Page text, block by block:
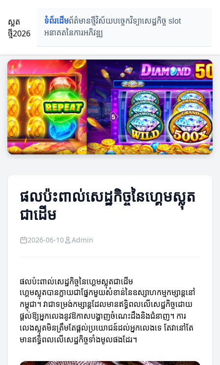
ស្លត
ថ្មី2026
ទំព័រដើមព័ត៌មានថ្មីវិស័យបច្ចេកវិទ្យាសេដ្ឋកិច្ច slot
អនាគតនៃការអភិវឌ្ឍ
ផលប៉ះពាល់សេដ្ឋកិច្ចនៃហ្គេមស្លុត
ជាដើម
2026-06-10 Admin
ផលប៉ះពាល់សេដ្ឋកិច្ចនៃហ្គេមស្លុតជាដើម
ហ្គេមស្លុតបានក្លាយជាផ្នែកមួយសំខាន់នៃឧស្សាហកម្មកម្សាន្តនៅ
កម្ពុជា។ វាជាទម្រង់កម្សាន្តដែលមានឥទ្ធិពលលើសេដ្ឋកិច្ចដោយ
ផ្ដល់ឱ្យអ្នកលេងនូវឱកាសបង្ហាញចំណេះដឹងនិងជំនាញ។ ការ
លេងស្លុតមិនត្រឹមតែផ្តល់ប្រយោជន៍ដល់អ្នកលេងទេ តែវានៅតែ
មានឥទ្ធិពលលើសេដ្ឋកិច្ចទាំងមូលផងដែរ។